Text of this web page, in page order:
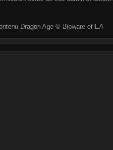
Dragon Age © Bioware et EA